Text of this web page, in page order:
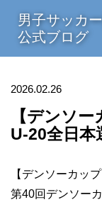
男子サッカ
公式ブログ
2026.02.26
【デンソ
U-20全日
【デンソーカップ
第40回デンソー